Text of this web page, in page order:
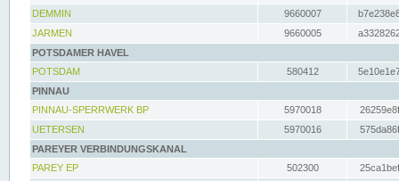
DEMMIN
9660007
JARMEN
9660005
POTSDAMER HAVEL
POTSDAM
580412
PINNAU
PINNAU-SPERRWERK BP
5970018
UETERSEN
5970016
PAREYER VERBINDUNGSKANAL
PAREY EP
502300